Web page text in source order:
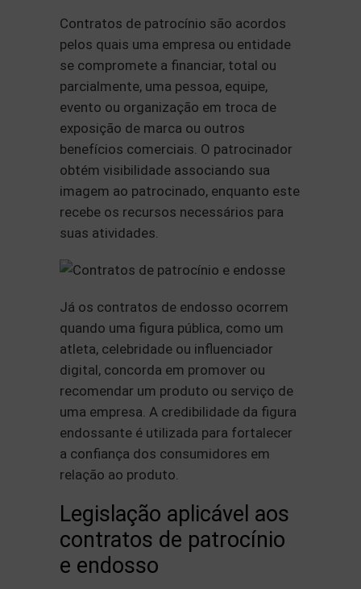
Contratos de patrocínio são acordos
pelos quais uma empresa ou entidade
se compromete a financiar, total ou
parcialmente, uma pessoa, equipe,
evento ou organização em troca de
exposição de marca ou outros
benefícios comerciais. O patrocinador
obtém visibilidade associando sua
imagem ao patrocinado, enquanto este
recebe os recursos necessários para
suas atividades.
Já os contratos de endosso ocorrem
quando uma figura pública, como um
atleta, celebridade ou influenciador
digital, concorda em promover ou
recomendar um produto ou serviço de
uma empresa. A credibilidade da figura
endossante é utilizada para fortalecer
a confiança dos consumidores em
relação ao produto.
Legislação aplicável aos
contratos de patrocínio
e endosso